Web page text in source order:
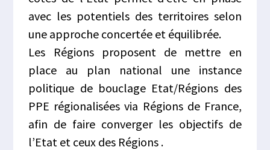
avec les potentiels des territoires selon
une approche concertée et équilibrée.
Les Régions proposent de mettre en
place au plan national une instance
politique de bouclage Etat/Régions des
PPE régionalisées via Régions de France,
afin de faire converger les objectifs de
l’Etat et ceux des Régions .